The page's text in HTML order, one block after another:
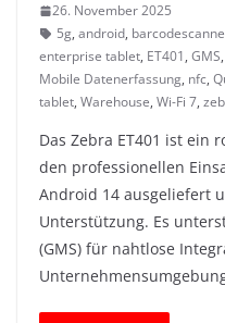
26. November 2025
5g, android,
enterprise tablet, ET401, GMS,
Mobile Datenerfassung, nfc,
tablet, Warehouse, Wi-Fi 7,
Das Zebra ET401 ist ein
den professionellen
Android 14 ausgeliefert
Unterstützung. Es
(GMS) für nahtlose